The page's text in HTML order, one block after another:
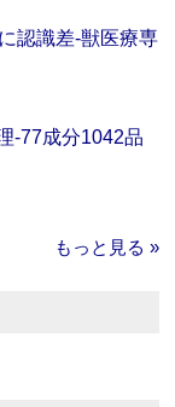
認識差‐獣医療専
‐77成分1042品
もっと見る »